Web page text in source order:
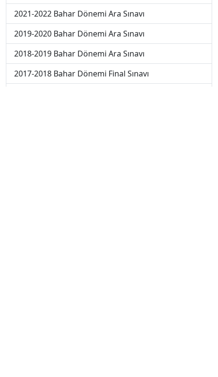
2021-2022 Bahar Dönemi Ara Sınavı
2019-2020 Bahar Dönemi Ara Sınavı
2018-2019 Bahar Dönemi Ara Sınavı
2017-2018 Bahar Dönemi Final Sınavı